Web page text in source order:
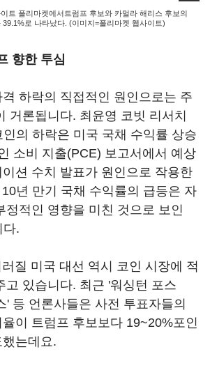
트 폴리마켓에서트럼프 후보와 카멀라 해리스 후보의
로 나타났다. (이미지=폴리마켓 웹사이트)
향한 투심
하락의 직접적인 원인으로는 주
거론됩니다. 최윤영 코빗 리서치
의 하락은 미국 국채 수익률 상승
소비 지출(PCE) 보고서에서 예상
션 수치 발표가 원인으로 작용한
년 만기 국채 수익률의 급등은 자
정적인 영향을 미친 것으로 보인
다.
질 미국 대선 역시 코인 시장에 적
고 있습니다. 최근 '워싱턴 포스
' 등 언론사들은 사전 투표자들의
이 트럼프 후보보다 19~20%포인
는데요.